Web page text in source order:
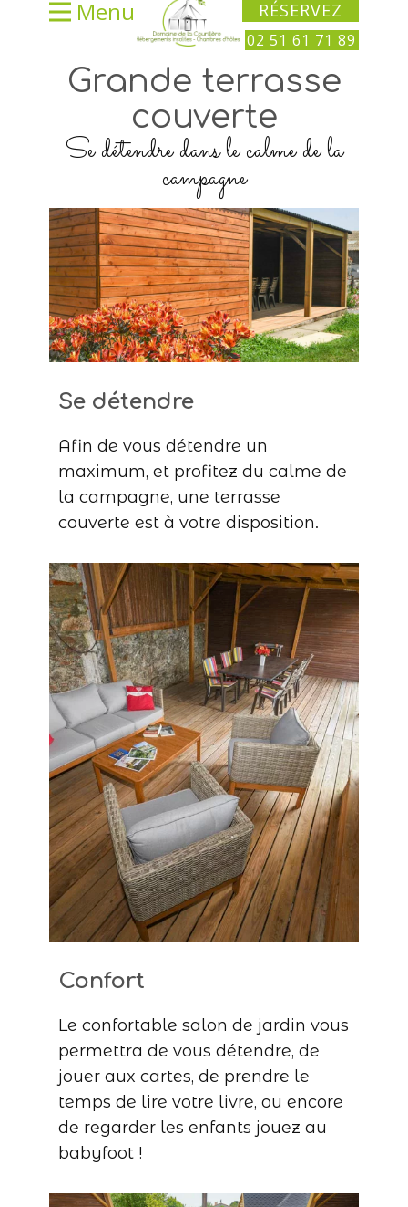
02 51 61 71 89
Menu RÉSERVEZ
Grande terrasse
couverte
Se détendre dans le calme de la
campagne
Se détendre
Afin de vous détendre un
maximum, et profitez du calme de
la campagne, une terrasse
couverte est à votre disposition.
Confort
Le confortable salon de jardin vous
permettra de vous détendre, de
jouer aux cartes, de prendre le
temps de lire votre livre, ou encore
de regarder les enfants jouez au
babyfoot !